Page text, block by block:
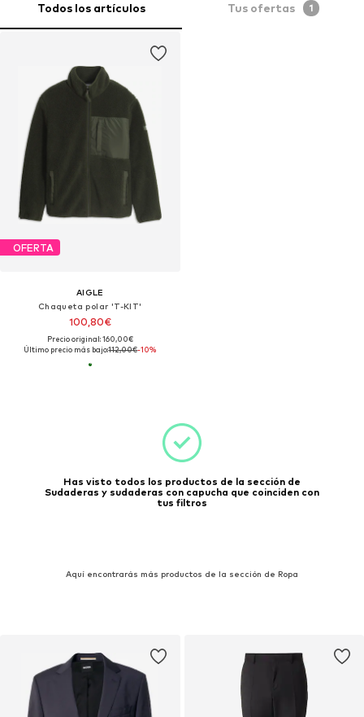
Todos los artículos Tus ofertas 1
OFERTA
AIGLE
Chaqueta polar 'T-KIT'
100,80€
Precio original: 160,00€
Último precio más bajo:112,00€-10%
Has visto todos los productos de la sección de
Sudaderas y sudaderas con capucha que coinciden con
tus filtros
Aquí encontrarás más productos de la sección de Ropa